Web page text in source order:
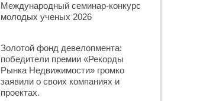
Международный семинар-конкурс
молодых ученых 2026
Золотой фонд девелопмента:
победители премии «Рекорды
Рынка Недвижимости» громко
заявили о своих компаниях и
проектах.